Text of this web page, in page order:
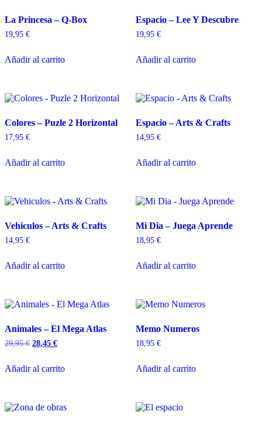
La Princesa – Q-Box
19,95 €
Añadir al carrito
Espacio – Lee Y Descubre
19,95 €
Añadir al carrito
Colores – Puzle 2 Horizontal
17,95 €
Añadir al carrito
Espacio – Arts & Crafts
14,95 €
Añadir al carrito
Vehiculos – Arts & Crafts
14,95 €
Añadir al carrito
Mi Dia – Juega Aprende
18,95 €
Añadir al carrito
Animales – El Mega Atlas
29,95€ 28,45 €
Añadir al carrito
Memo Numeros
18,95 €
Añadir al carrito